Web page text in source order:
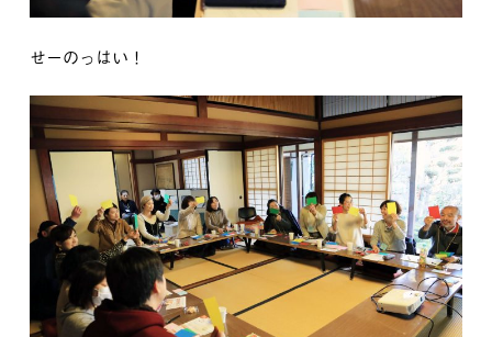
せーのっはい！